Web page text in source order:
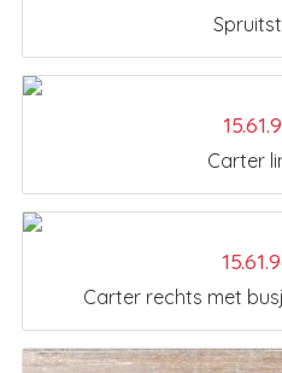
Carter
Carter rechts met